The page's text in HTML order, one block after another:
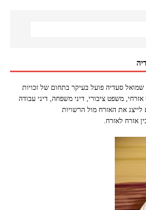
סעדיה פועל בעיקר בתחום של זכויות
משפט ציבורי, דיני משפחה, דיני עבודה
לייצג את האזרח מול הרשויות
אזרח לאזרח.